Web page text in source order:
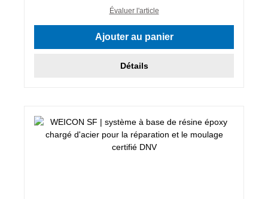
Évaluer l'article
Ajouter au panier
Détails